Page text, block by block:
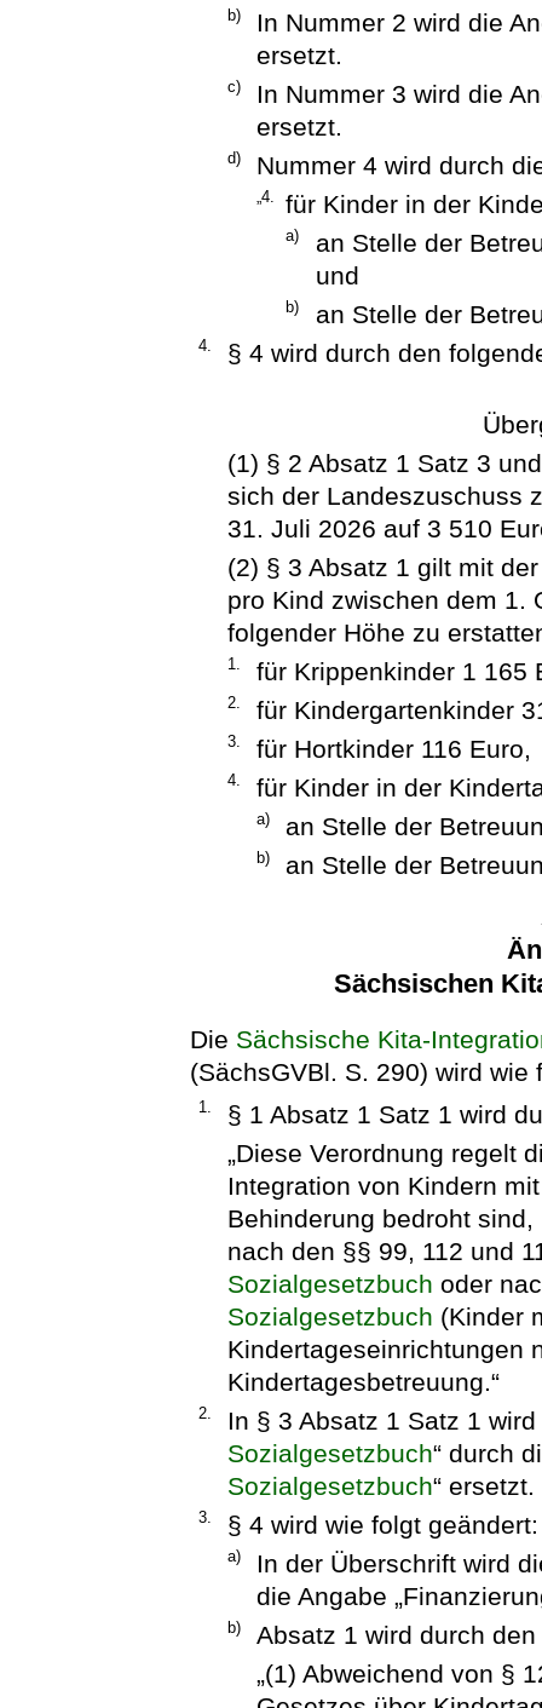
b)
In Nummer 2 wird die
ersetzt.
c)
In Nummer 3 wird die
ersetzt.
d) Nummer 4 wird durch
„4. für Kinder in der
a)
an Stelle der
und
b) an Stelle der
4. § 4 wird durch den
(1) § 2 Absatz 1 Satz 3
sich der Landeszuschuss
31. Juli 2026 auf 3 510
(2) § 3 Absatz 1 gilt mit
pro Kind zwischen dem 1.
folgender Höhe zu
1. für Krippenkinder 1 165
2. für Kindergartenkinder
3. für Hortkinder 116 Euro,
4. für Kinder in der
a) an Stelle der
b) an Stelle der
Sächsischen
Die Sächsische Kita-
(SächsGVBl. S. 290) wird wie
1.
§ 1 Absatz 1 Satz 1 wird
„Diese Verordnung regelt
Integration von Kindern
Behinderung bedroht
nach den §§ 99, 112 und
Sozialgesetzbuch oder
Sozialgesetzbuch (Kinder
Kindertageseinrichtungen
Kindertagesbetreuung.“
2.
In § 3 Absatz 1 Satz 1
Sozialgesetzbuch“ durch
Sozialgesetzbuch“ ersetzt.
3. § 4 wird wie folgt geändert:
a)
In der Überschrift wird
die Angabe
b)
Absatz 1 wird durch
„(1) Abweichend von §